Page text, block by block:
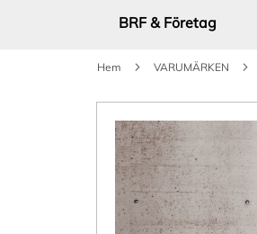
BRF & Företag
Hem VARUMÄRKEN
slutet
bildgalleriet